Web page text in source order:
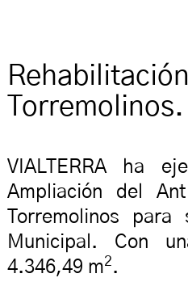
VIALTERRA ha
Ampliación del
Torremolinos
Municipal. Con
4.346,49 m2.